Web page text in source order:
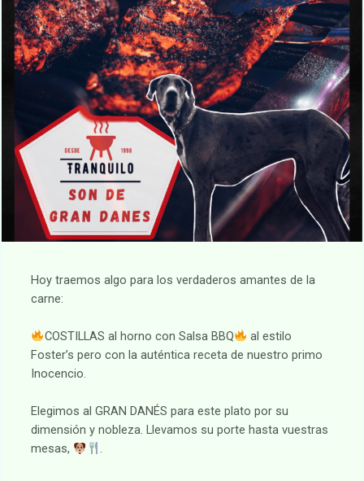
Hoy traemos algo para los verdaderos amantes de la
carne:
COSTILLAS al horno con Salsa BBQ
al estilo
Foster’s pero con la auténtica receta de nuestro primo
Inocencio.
Elegimos al GRAN DANÉS para este plato por su
dimensión y nobleza. Llevamos su porte hasta vuestras
mesas,
.